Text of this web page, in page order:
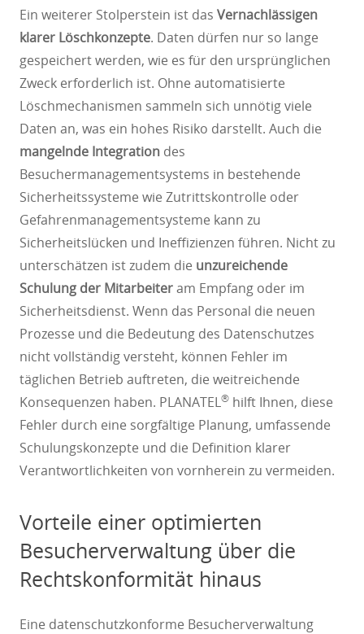
Ein weiterer Stolperstein ist das Vernachlässigen
klarer Löschkonzepte. Daten dürfen nur so lange
gespeichert werden, wie es für den ursprünglichen
Zweck erforderlich ist. Ohne automatisierte
Löschmechanismen sammeln sich unnötig viele
Daten an, was ein hohes Risiko darstellt. Auch die
mangelnde Integration des
Besuchermanagementsystems in bestehende
Sicherheitssysteme wie Zutrittskontrolle oder
Gefahrenmanagementsysteme kann zu
Sicherheitslücken und Ineffizienzen führen. Nicht zu
unterschätzen ist zudem die unzureichende
Schulung der Mitarbeiteram Empfang oder im
Sicherheitsdienst. Wenn das Personal die neuen
Prozesse und die Bedeutung des Datenschutzes
nicht vollständig versteht, können Fehler im
täglichen Betrieb auftreten, die weitreichende
Konsequenzen haben. PLANATEL® hilft Ihnen, diese
Fehler durch eine sorgfältige Planung, umfassende
Schulungskonzepte und die Definition klarer
Verantwortlichkeiten von vornherein zu vermeiden.
Vorteile einer optimierten
Besucherverwaltung über die
Rechtskonformität hinaus
Eine datenschutzkonforme Besucherverwaltung